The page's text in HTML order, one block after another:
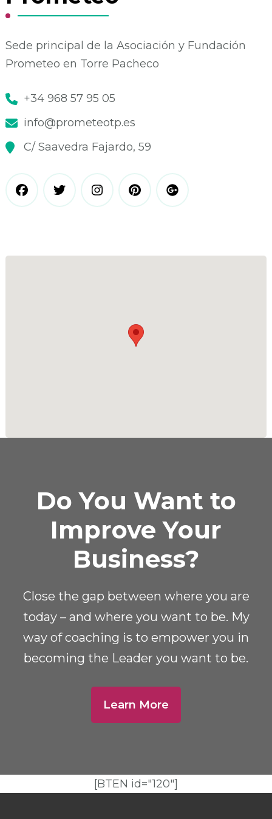
Sede principal de la Asociación y Fundación
Prometeo en Torre Pacheco
+34 968 57 95 05
info@prometeotp.es
C/ Saavedra Fajardo, 59
Do You Want to
Improve Your
Business?
Close the gap between where you are
today – and where you want to be. My
way of coaching is to empower you in
becoming the Leader you want to be.
Learn More
[BTEN id="120"]